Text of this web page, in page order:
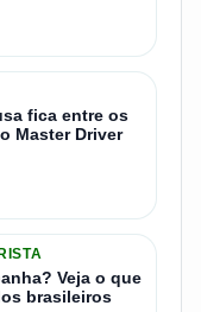
fica entre os
Master Driver
Veja o que
brasileiros